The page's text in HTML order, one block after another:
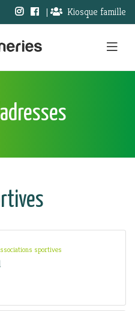
| Kiosque famille
sportives